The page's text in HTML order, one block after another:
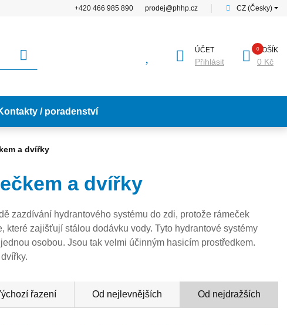
+420 466 985 890 prodej@phhp.cz CZ (Česky)
ÚČET
Přihlásit
KOŠÍK
0 Kč
/ poradenství
a dvířky
a dvířky
zazdívání hydrantového systému do zdi, protože rámeček
zajišťují stálou dodávku vody. Tyto hydrantové systémy
osobou. Jsou tak velmi účinným hasicím prostředkem.
řazení Od nejlevnějších Od nejdražších